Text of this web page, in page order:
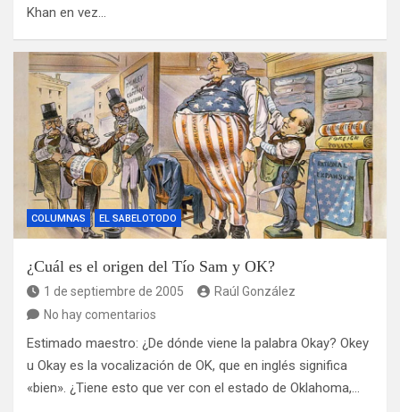
Khan en vez…
COLUMNAS EL SABELOTODO
¿Cuál es el origen del Tío Sam y OK?
1 de septiembre de 2005
Raúl González
No hay comentarios
Estimado maestro: ¿De dónde viene la palabra Okay? Okey
u Okay es la vocalización de OK, que en inglés significa
«bien». ¿Tiene esto que ver con el estado de Oklahoma,…